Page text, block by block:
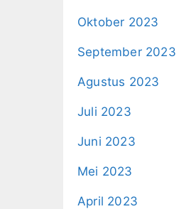
Oktober 2023
September 2023
Agustus 2023
Juli 2023
Juni 2023
Mei 2023
April 2023